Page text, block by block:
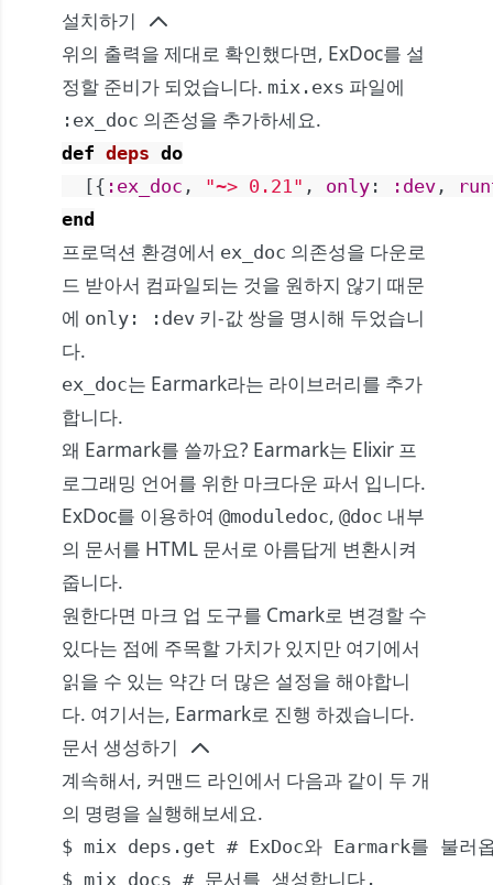
설치하기
위의 출력을 제대로 확인했다면, ExDoc를 설
정할 준비가 되었습니다. mix.exs 파일에
:ex_doc 의존성을 추가하세요.
def deps do
[{ :ex_doc , "~> 0.21" , only : :dev ,
end
프로덕션 환경에서 ex_doc 의존성을 다운로
드 받아서 컴파일되는 것을 원하지 않기 때문
에 only: :dev 키-값 쌍을 명시해 두었습니
다.
ex_doc는 Earmark라는 라이브러리를 추가
합니다.
왜 Earmark를 쓸까요? Earmark는 Elixir 프
로그래밍 언어를 위한 마크다운 파서 입니다.
ExDoc를 이용하여 @moduledoc, @doc 내부
의 문서를 HTML 문서로 아름답게 변환시켜
줍니다.
원한다면 마크 업 도구를 Cmark로 변경할 수
있다는 점에 주목할 가치가 있지만 여기에서
읽을 수 있는 약간 더 많은 설정을 해야합니
다. 여기서는, Earmark로 진행 하겠습니다.
문서 생성하기
계속해서, 커맨드 라인에서 다음과 같이 두 개
의 명령을 실행해보세요.
$ mix deps.get # ExDoc와 Earmark를 불러
$ mix docs # 문서를 생성합니다.